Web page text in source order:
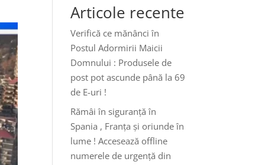
Articole recente
Verifică ce mănânci în
Postul Adormirii Maicii
Domnului : Produsele de
post pot ascunde până la 69
de E-uri !
Rămâi în siguranță în
Spania , Franța și oriunde în
lume ! Accesează offline
numerele de urgență din